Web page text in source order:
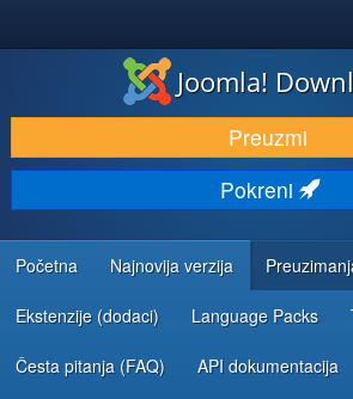
PREUZIMANJE I PROŠIRENJA (EKSTENZIJE)
OTKRIJTE I NAUČITE
ZAJEDNICA I PODRŠKA
RESURSI ZA RAZVOJ
Joomla!
Preuzmi
Pokreni
Početna Najnovija verzija
Ekstenzije (dodaci) Language Packs
Česta pitanja (FAQ) API dokumentacija